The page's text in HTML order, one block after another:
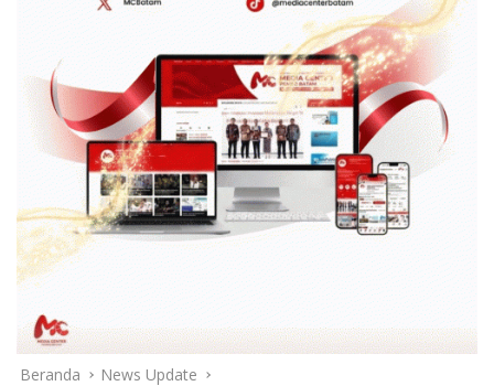
Beranda News Update